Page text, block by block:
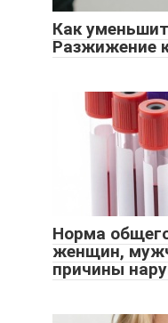
Как
Разжижение
Норма
женщин,
причины